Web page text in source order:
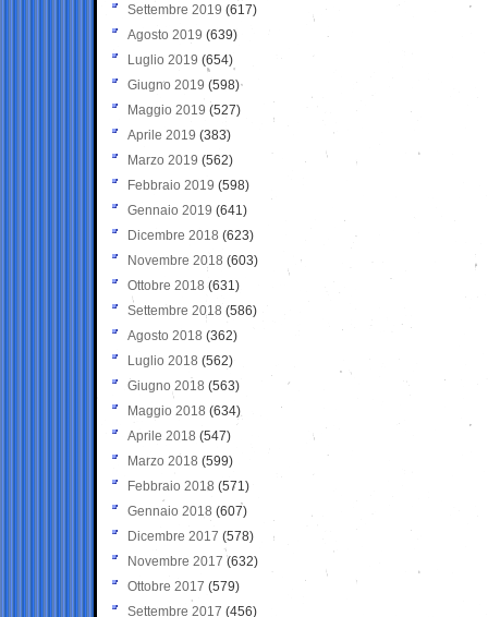
Settembre 2019 (617)
Agosto 2019 (639)
Luglio 2019 (654)
Giugno 2019 (598)
Maggio 2019 (527)
Aprile 2019 (383)
Marzo 2019 (562)
Febbraio 2019 (598)
Gennaio 2019 (641)
Dicembre 2018 (623)
Novembre 2018 (603)
Ottobre 2018 (631)
Settembre 2018 (586)
Agosto 2018 (362)
Luglio 2018 (562)
Giugno 2018 (563)
Maggio 2018 (634)
Aprile 2018 (547)
Marzo 2018 (599)
Febbraio 2018 (571)
Gennaio 2018 (607)
Dicembre 2017 (578)
Novembre 2017 (632)
Ottobre 2017 (579)
Settembre 2017 (456)